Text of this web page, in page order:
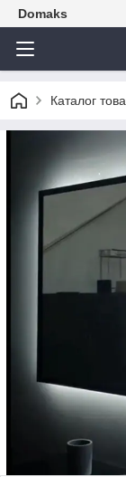
Domaks
Каталог